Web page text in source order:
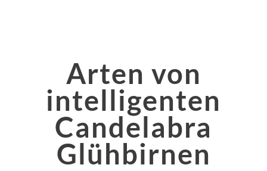
Arten von
intelligenten
Candelabra
Glühbirnen